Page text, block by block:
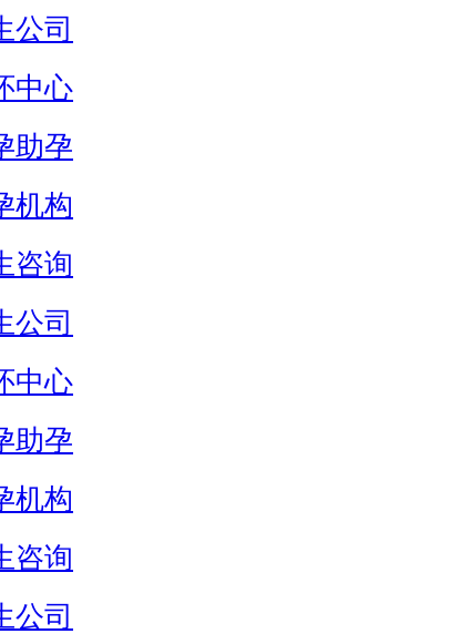
公司
中心
助孕
机构
咨询
公司
中心
助孕
机构
咨询
公司